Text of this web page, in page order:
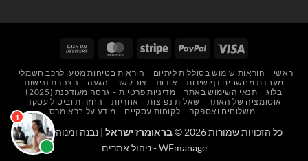
Visa
PayPal
Stripe
MasterCard
Delivery
ראשי הוראות שימוש בסוללות ליתיום
הוראות בטיחות מטען לרכב חשמלי
מעבדת מחשבים דף שירות
אודות צור קשר הגעה
הצהרת נגישות
בלוג
תנאי השימוש באתר
מדיניות פרטיות – גרסה מעודכנת (2025)
אוטומציה של האתר
שאלות נפוצות אחריות
החזרות וביטול עסקה
משלוחים ואספקה
לקוחות עסקיים מידע על בראומרס
כל הזכויות שמורות 2026 © בראומרז ישראל | נבנה ומנוהל על ידי
WEmanage - ניהול אתרים